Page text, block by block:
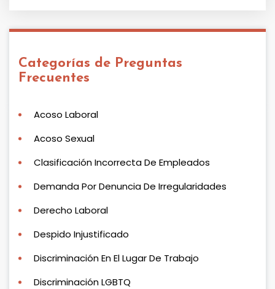
Categorías de Preguntas
Frecuentes
Acoso Laboral
Acoso Sexual
Clasificación Incorrecta De Empleados
Demanda Por Denuncia De Irregularidades
Derecho Laboral
Despido Injustificado
Discriminación En El Lugar De Trabajo
Discriminación LGBTQ